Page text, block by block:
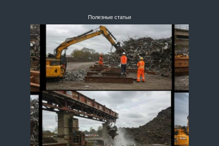
Полезные статьи